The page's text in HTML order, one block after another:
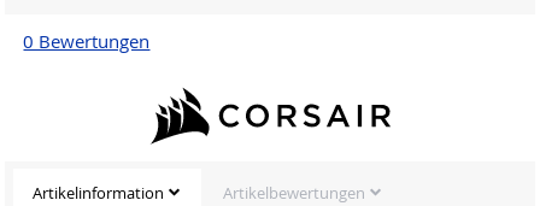
0 Bewertungen
Artikelinformation Artikelbewertungen